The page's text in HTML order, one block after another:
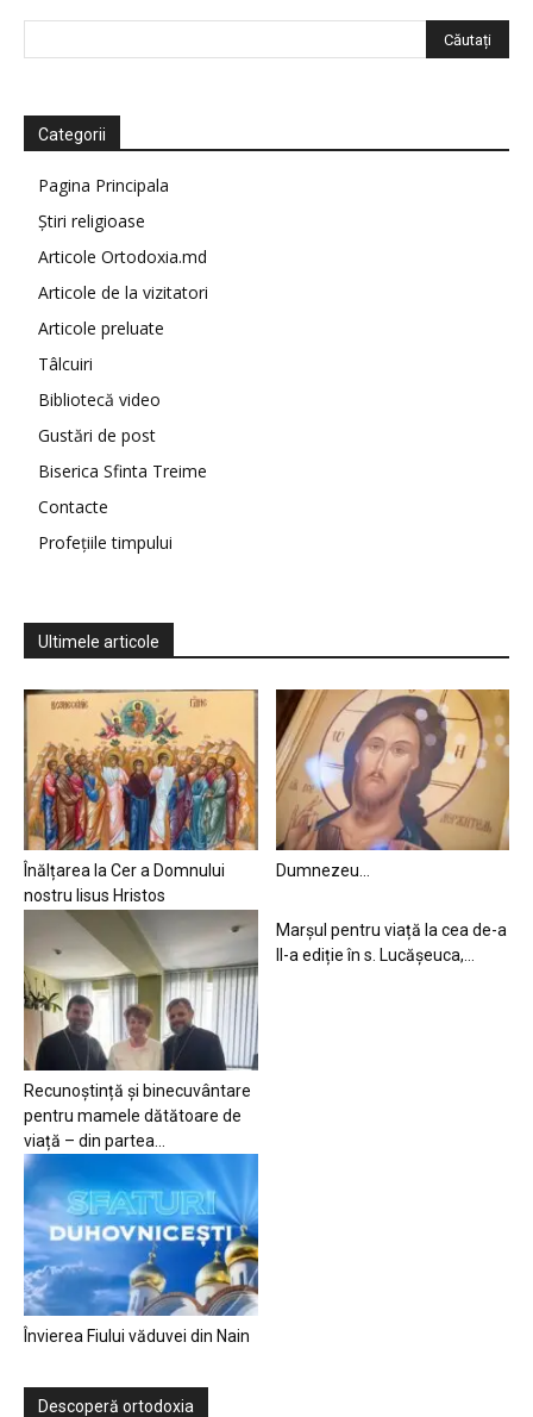
Categorii
Pagina Principala
Știri religioase
Articole Ortodoxia.md
Articole de la vizitatori
Articole preluate
Tâlcuiri
Bibliotecă video
Gustări de post
Biserica Sfinta Treime
Contacte
Profețiile timpului
Ultimele articole
Înălțarea la Cer a Domnului
nostru Iisus Hristos
Dumnezeu…
Recunoștință și binecuvântare
pentru mamele dătătoare de
viață – din partea...
Marșul pentru viață la cea de-a
II-a ediție în s. Lucășeuca,...
Învierea Fiului văduvei din Nain
Descoperă ortodoxia